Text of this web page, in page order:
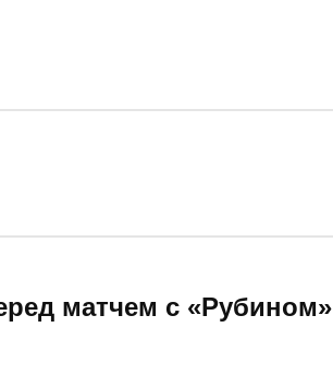
матчем с «Рубином»